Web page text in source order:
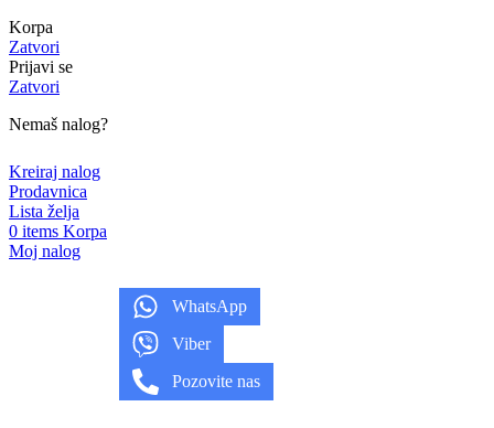
Korpa
Zatvori
Prijavi se
Zatvori
Nemaš nalog?
Kreiraj nalog
Prodavnica
Lista želja
0 items Korpa
Moj nalog
WhatsApp
Viber
Pozovite nas